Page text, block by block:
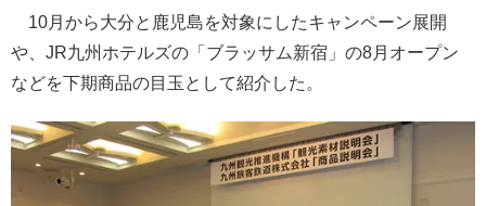
10月から大分と鹿児島を対象にしたキャンペーン展開
や、JR九州ホテルズの「ブラッサム新宿」の8月オープン
などを下期商品の目玉として紹介した。